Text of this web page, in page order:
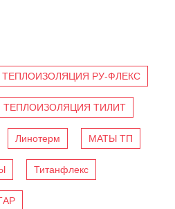
ТЕПЛОИЗОЛЯЦИЯ РУ-ФЛЕКС
ТЕПЛОИЗОЛЯЦИЯ ТИЛИТ
Линотерм МАТЫ ТП
Титанфлекс